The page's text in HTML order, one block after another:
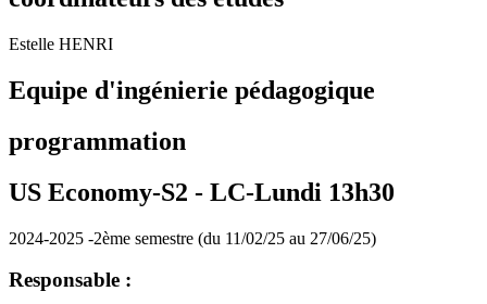
Estelle HENRI
Equipe d'ingénierie pédagogique
programmation
US Economy-S2 - LC-Lundi 13h30
2024-2025 -2ème semestre (du 11/02/25 au 27/06/25)
Responsable :